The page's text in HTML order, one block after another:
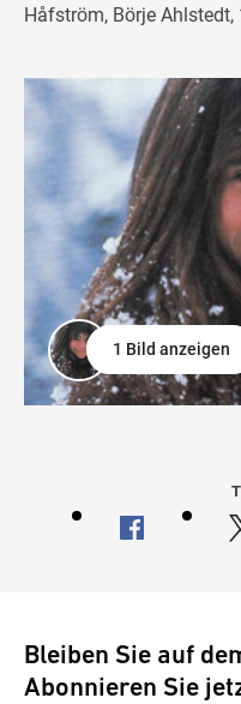
Håfström, Börje
1 Bild anzeigen
Bleiben Sie auf
Abonnieren Sie